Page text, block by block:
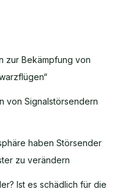
zur Bekämpfung von
von Signalstörsendern
haben Störsender
zu verändern
Ist es schädlich für die